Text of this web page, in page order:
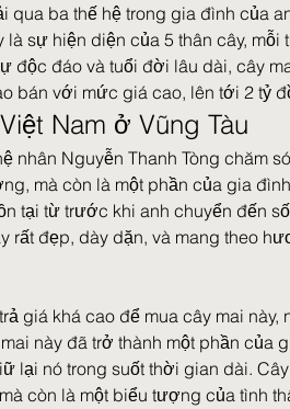
qua ba thế hệ trong gia đình của
là sự hiện diện của 5 thân cây, mỗi
độc đáo và tuổi đời lâu dài, cây
bán với mức giá cao, lên tới 2 tỷ
Nam ở Vũng Tàu
nhân Nguyễn Thanh Tòng chăm
mà còn là một phần của gia
tại từ trước khi anh chuyển đến
rất đẹp, dày dặn, và mang theo
giá khá cao để mua cây mai này,
này đã trở thành một phần của
lại nó trong suốt thời gian dài.
còn là một biểu tượng của tình